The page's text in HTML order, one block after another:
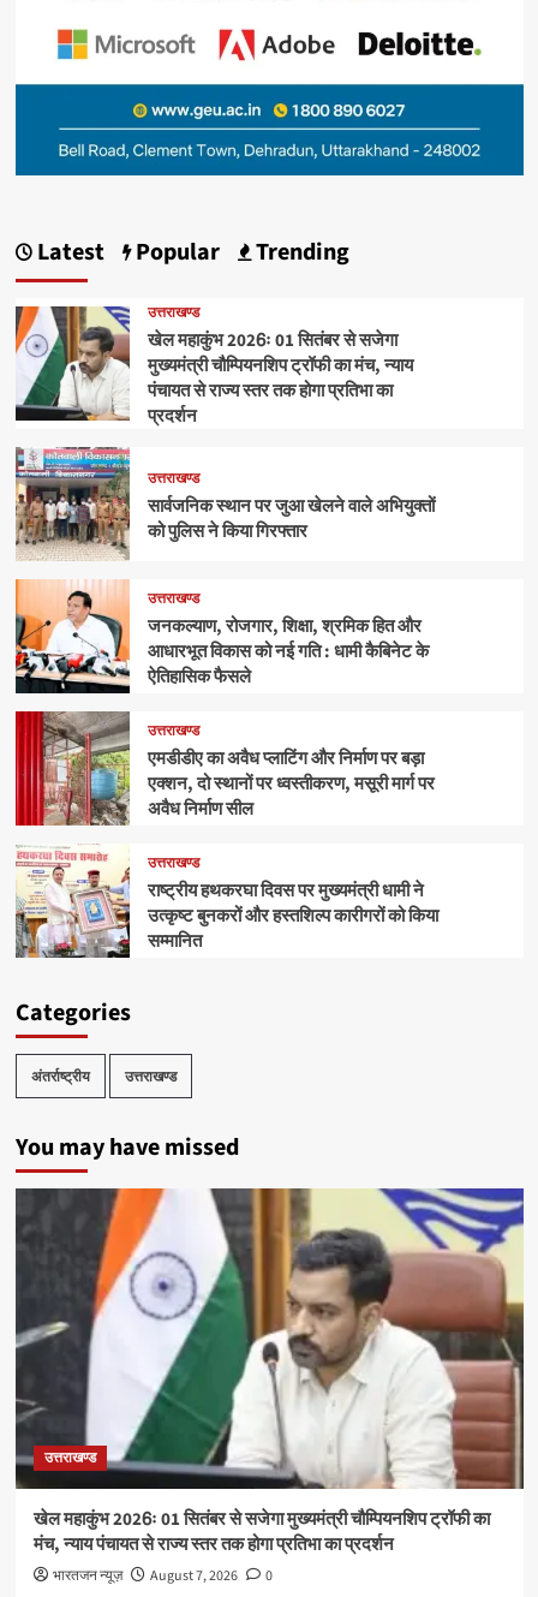
Latest Popular Trending
उत्तराखण्ड
खेल महाकुंभ 2026ः 01 सितंबर से सजेगा
मुख्यमंत्री चौम्पियनशिप ट्रॉफी का मंच, न्याय
पंचायत से राज्य स्तर तक होगा प्रतिभा का
प्रदर्शन
उत्तराखण्ड
सार्वजनिक स्थान पर जुआ खेलने वाले अभियुक्तों
को पुलिस ने किया गिरफ्तार
उत्तराखण्ड
जनकल्याण, रोजगार, शिक्षा, श्रमिक हित और
आधारभूत विकास को नई गति : धामी कैबिनेट के
ऐतिहासिक फैसले
उत्तराखण्ड
एमडीडीए का अवैध प्लाटिंग और निर्माण पर बड़ा
एक्शन, दो स्थानों पर ध्वस्तीकरण, मसूरी मार्ग पर
अवैध निर्माण सील
उत्तराखण्ड
राष्ट्रीय हथकरघा दिवस पर मुख्यमंत्री धामी ने
उत्कृष्ट बुनकरों और हस्तशिल्प कारीगरों को किया
सम्मानित
Categories
अंतर्राष्ट्रीय उत्तराखण्ड
You may have missed
उत्तराखण्ड
खेल महाकुंभ 2026ः 01 सितंबर से सजेगा मुख्यमंत्री चौम्पियनशिप ट्रॉफी का
मंच, न्याय पंचायत से राज्य स्तर तक होगा प्रतिभा का प्रदर्शन
भारतजन न्यूज़ August 7, 2026 0